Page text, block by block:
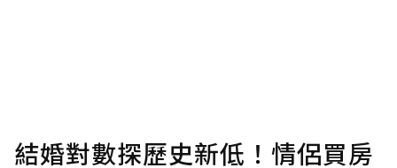
結婚對數探歷史新低！情侶買房